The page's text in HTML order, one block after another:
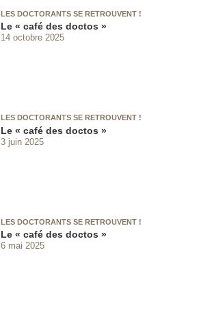
LES DOCTORANTS SE RETROUVENT !
Le « café des doctos »
14 octobre 2025
LES DOCTORANTS SE RETROUVENT !
Le « café des doctos »
3 juin 2025
LES DOCTORANTS SE RETROUVENT !
Le « café des doctos »
6 mai 2025